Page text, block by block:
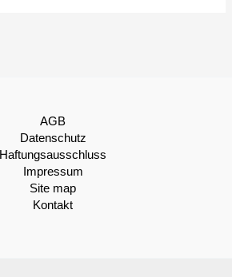
AGB
Datenschutz
Haftungsausschluss
Impressum
Site map
Kontakt